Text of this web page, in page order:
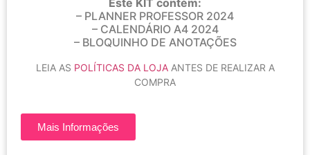
Este KIT contém:
– PLANNER PROFESSOR 2024
– CALENDÁRIO A4 2024
– BLOQUINHO DE ANOTAÇÕES
LEIA AS POLÍTICAS DA LOJAANTES DE REALIZAR A
COMPRA
Mais Informações